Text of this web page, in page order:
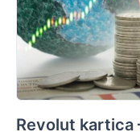
Revolut kartica